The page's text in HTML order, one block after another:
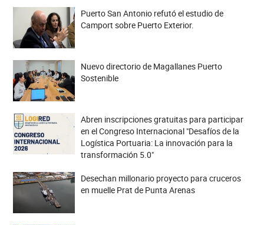
Puerto San Antonio refutó el estudio de
Camport sobre Puerto Exterior.
Nuevo directorio de Magallanes Puerto
Sostenible
Abren inscripciones gratuitas para participar
en el Congreso Internacional "Desafíos de la
Logística Portuaria: La innovación para la
transformación 5.0"
Desechan millonario proyecto para cruceros
en muelle Prat de Punta Arenas